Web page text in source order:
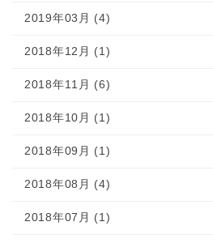
2019年03月 (4)
2018年12月 (1)
2018年11月 (6)
2018年10月 (1)
2018年09月 (1)
2018年08月 (4)
2018年07月 (1)